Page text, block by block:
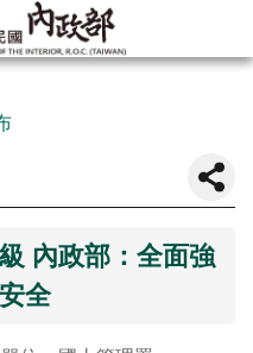
內政部：全面強
全